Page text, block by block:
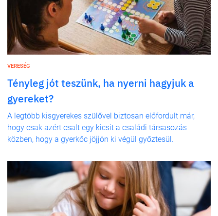
VERESÉG
Tényleg jót teszünk, ha nyerni hagyjuk a
gyereket?
A legtöbb kisgyerekes szülővel biztosan előfordult már,
hogy csak azért csalt egy kicsit a családi társasozás
közben, hogy a gyerkőc jöjjön ki végül győztesül.